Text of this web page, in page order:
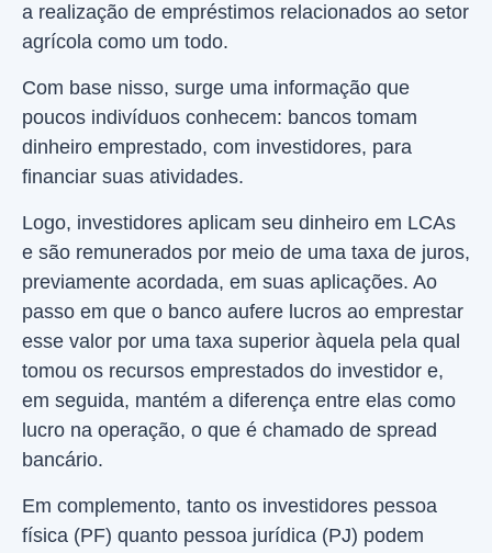
a realização de empréstimos relacionados ao setor
agrícola como um todo.
Com base nisso, surge uma informação que
poucos indivíduos conhecem: bancos tomam
dinheiro emprestado, com investidores, para
financiar suas atividades.
Logo, investidores aplicam seu dinheiro em LCAs
e são remunerados por meio de uma taxa de juros,
previamente acordada, em suas aplicações. Ao
passo em que o banco aufere lucros ao emprestar
esse valor por uma taxa superior àquela pela qual
tomou os recursos emprestados do investidor e,
em seguida, mantém a diferença entre elas como
lucro na operação, o que é chamado de spread
bancário.
Em complemento, tanto os investidores pessoa
física (PF) quanto pessoa jurídica (PJ) podem